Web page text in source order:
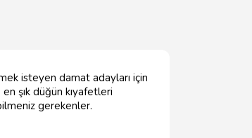
isteyen damat adayları için
şık düğün kıyafetleri
gerekenler.